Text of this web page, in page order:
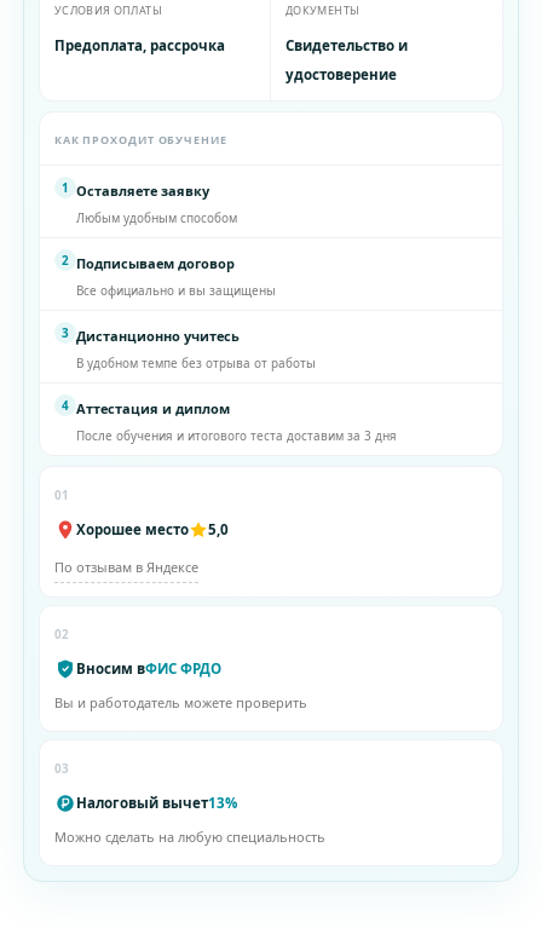
УСЛОВИЯ ОПЛАТЫ
Предоплата, рассрочка
ДОКУМЕНТЫ
Свидетельство и
удостоверение
КАК ПРОХОДИТ ОБУЧЕНИЕ
1 Оставляете заявку
Любым удобным способом
2 Подписываем договор
Все официально и вы защищены
3 Дистанционно учитесь
В удобном темпе без отрыва от работы
4 Аттестация и диплом
После обучения и итогового теста доставим за 3 дня
01
Хорошее место 5,0
По отзывам в Яндексе
02
Вносим вФИС ФРДО
Вы и работодатель можете проверить
03
Налоговый вычет13%
Можно сделать на любую специальность